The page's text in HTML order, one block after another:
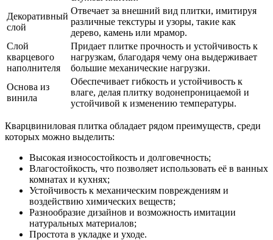
Декоративный
слой
Отвечает за внешний вид плитки, имитируя
различные текстуры и узоры, такие как
дерево, камень или мрамор.
Слой
кварцевого
наполнителя
Придает плитке прочность и устойчивость к
нагрузкам, благодаря чему она выдерживает
большие механические нагрузки.
Основа из
винила
Обеспечивает гибкость и устойчивость к
влаге, делая плитку водонепроницаемой и
устойчивой к изменению температуры.
Кварцвиниловая плитка обладает рядом преимуществ, среди
которых можно выделить:
Высокая износостойкость и долговечность;
Влагостойкость, что позволяет использовать её в ванных
комнатах и кухнях;
Устойчивость к механическим повреждениям и
воздействию химических веществ;
Разнообразие дизайнов и возможность имитации
натуральных материалов;
Простота в укладке и уходе.